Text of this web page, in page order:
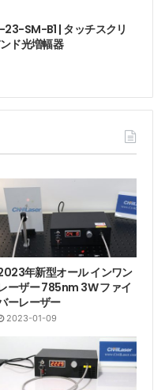
SM-B1 | タッチスクリ
ド光増幅器
年新型オール インワン
ーザー 785nm 3W ファイ
ーレーザー
2023-01-09